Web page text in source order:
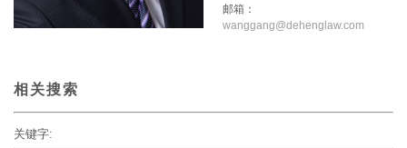
邮箱：
wanggang@dehenglaw.com
相关搜索
关键字: